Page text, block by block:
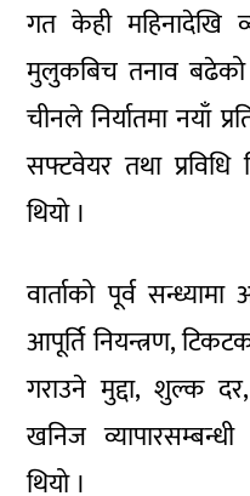
गत केही महिनादेखि
मुलुकबिच तनाव बढेको
चीनले निर्यातमा नयाँ
सफ्टवेयर तथा प्रविधि
थियो ।
वार्ताको पूर्व
आपूर्ति नियन्त्रण,
गराउने मुद्दा, शुल्क दर,
खनिज
थियो ।